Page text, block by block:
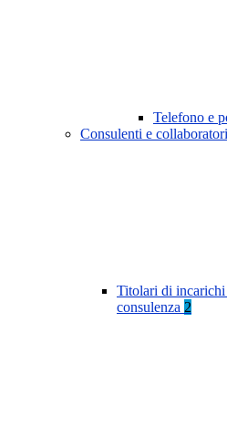
Telefono e
Consulenti e collaboratori
Titolari di
consulenza 2